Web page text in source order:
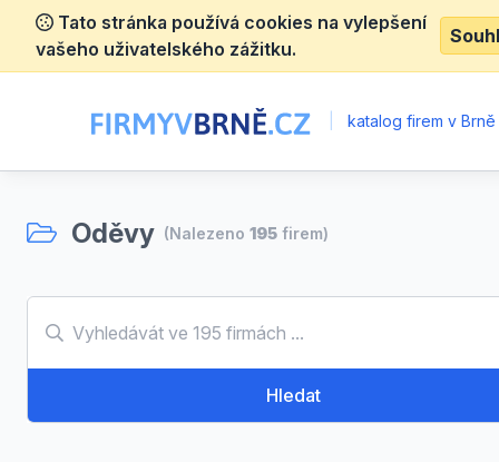
Tato stránka používá cookies na vylepšení
vašeho uživatelského zážitku.
katalog firem v Brně
Oděvy (Nalezeno 195 firem)
Hledat